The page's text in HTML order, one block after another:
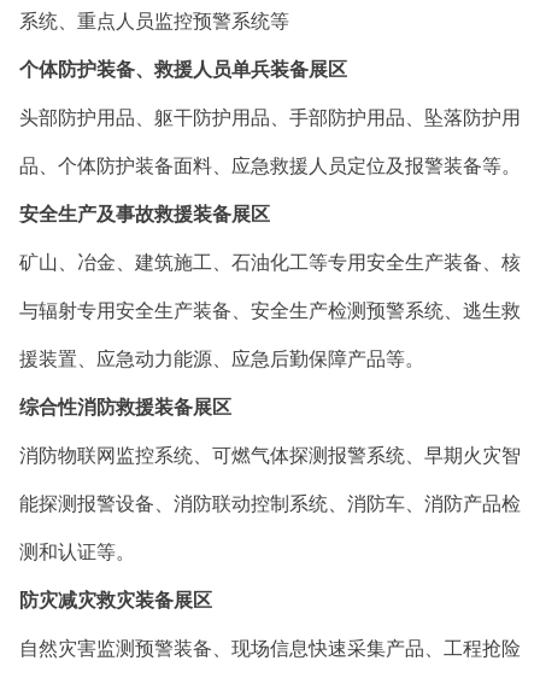
系统、重点人员监控预警系统等
个体防护装备、救援人员单兵装备展区
头部防护用品、躯干防护用品、手部防护用品、坠落防护用
品、个体防护装备面料、应急救援人员定位及报警装备等。
安全生产及事故救援装备展区
矿山、冶金、建筑施工、石油化工等专用安全生产装备、核
与辐射专用安全生产装备、安全生产检测预警系统、逃生救
援装置、应急动力能源、应急后勤保障产品等。
综合性消防救援装备展区
消防物联网监控系统、可燃气体探测报警系统、早期火灾智
能探测报警设备、消防联动控制系统、消防车、消防产品检
测和认证等。
防灾减灾救灾装备展区
自然灾害监测预警装备、现场信息快速采集产品、工程抢险